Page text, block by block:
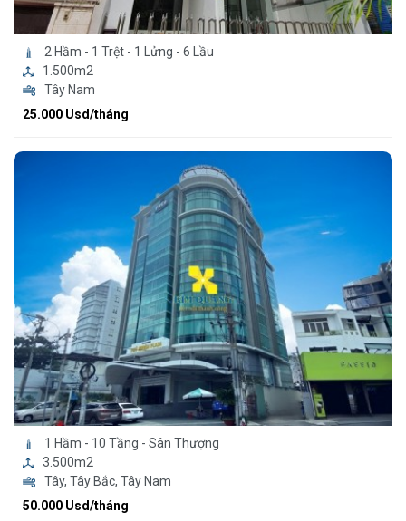
2 Hầm - 1 Trệt - 1 Lửng - 6 Lầu
1.500m2
Tây Nam
25.000 Usd/tháng
1 Hầm - 10 Tầng - Sân Thượng
3.500m2
Tây, Tây Bắc, Tây Nam
50.000 Usd/tháng